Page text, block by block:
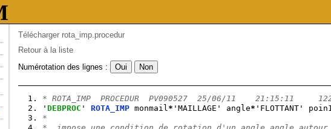
Télécharger rota_imp.procedur
Retour à la liste
Numérotation des lignes :
* ROTA_IMP  PROCEDUR  PV090527  25/06/11
' DEBPROC ' ROTA_IMP monmail* 'MAILLAGE' angle* 'FLOTTANT'
*